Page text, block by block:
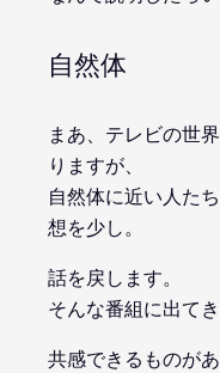
自然体
まあ、テレビの世
りますが、
自然体に近い人た
想を少し。
話を戻します。
そんな番組に出て
共感できるものがあ